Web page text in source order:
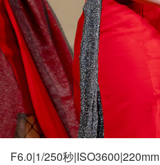
F6.0|1/250秒|ISO3600|220mm